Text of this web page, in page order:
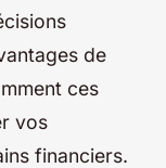
de
ces
vos
financiers.